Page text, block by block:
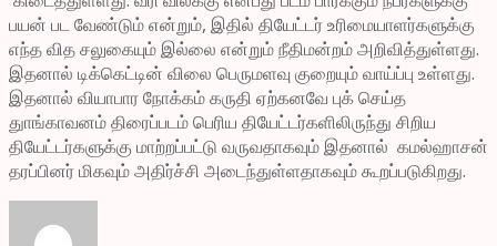
பயன் பட வேண்டும் என்றும், இதில் தியேட்டர் உரிமையாளர்களுக்கு
எந்த வித சலுகையும் இல்லை என்றும் நீதிமன்றம் அறிவித்துள்ளது.
இதனால் டிக்கெட்டின் விலை பெருமளவு குறையும் வாய்ப்பு உள்ளது.
இதனால் வியாபார நோக்கம் கருதி ஏற்கனவே புக் செய்த
துாங்காவனம் திரைப்படம் பெரிய தியேட்டர்களிலிருந்து சிறிய
தியேட்டர்களுக்கு மாற்றப்பட்டு வருவதாகவும் இதனால் கமல்ஹாசன்
தரப்பினர் மிகவும் அதிர்ச்சி அடைந்துள்ளதாகவும் கூறப்படுகிறது.